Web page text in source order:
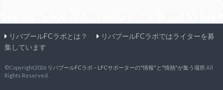
リバプールFCラボとは？
リバプールFCラボではライターを募
集しています
©Copyright2026 リバプールFCラボ – LFCサポーターの"情報"と"情熱"が集う場所.All
Rights Reserved.